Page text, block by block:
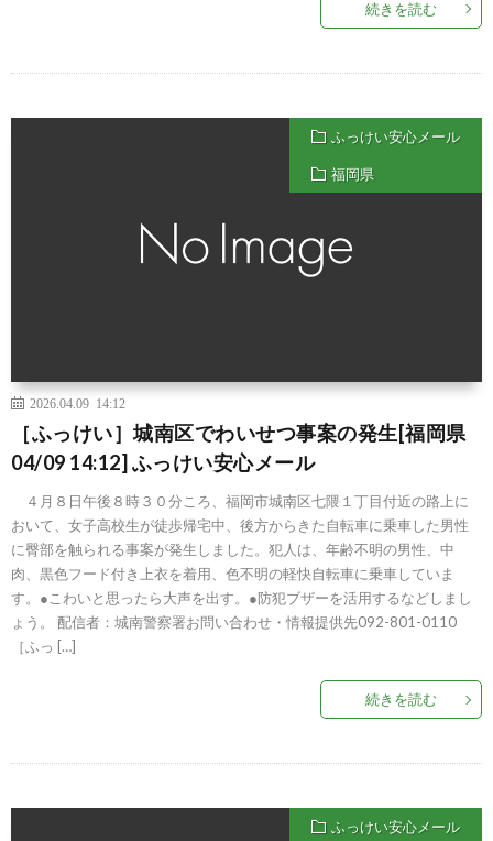
続きを読む
ふっけい安心メール
福岡県
2026.04.09 14:12
［ふっけい］城南区でわいせつ事案の発生[福岡県
04/09 14:12] ふっけい安心メール
４月８日午後８時３０分ころ、福岡市城南区七隈１丁目付近の路上に
おいて、女子高校生が徒歩帰宅中、後方からきた自転車に乗車した男性
に臀部を触られる事案が発生しました。犯人は、年齢不明の男性、中
肉、黒色フード付き上衣を着用、色不明の軽快自転車に乗車していま
す。●こわいと思ったら大声を出す。●防犯ブザーを活用するなどしまし
ょう。 配信者：城南警察署お問い合わせ・情報提供先092-801-0110
［ふっ […]
続きを読む
ふっけい安心メール